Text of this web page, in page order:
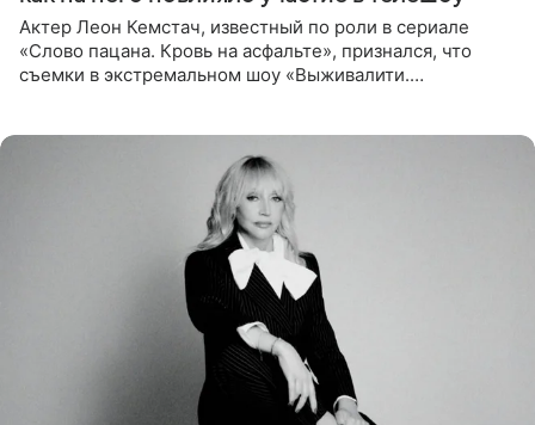
Актер Леон Кемстач, известный по роли в сериале
«Слово пацана. Кровь на асфальте», признался, что
съемки в экстремальном шоу «Выживалити.